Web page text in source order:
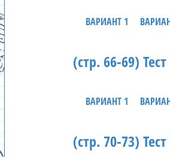
ВАРИАНТ 1
(стр. 66-69)
ВАРИАНТ 1
(стр. 70-73)